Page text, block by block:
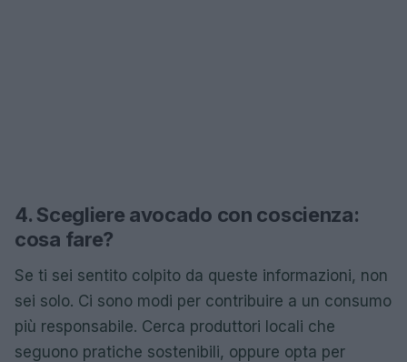
4. Scegliere avocado con coscienza:
cosa fare?
Se ti sei sentito colpito da queste informazioni, non
sei solo. Ci sono modi per contribuire a un consumo
più responsabile. Cerca produttori locali che
seguono pratiche sostenibili, oppure opta per